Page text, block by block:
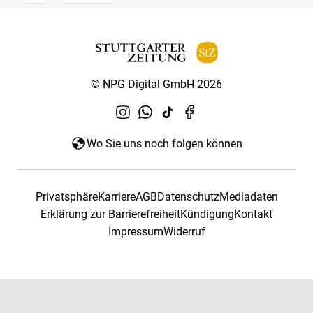
© NPG Digital GmbH 2026
Wo Sie uns noch folgen können
PrivatsphäreKarriereAGBDatenschutzMediadaten
Erklärung zur BarrierefreiheitKündigungKontakt
ImpressumWiderruf